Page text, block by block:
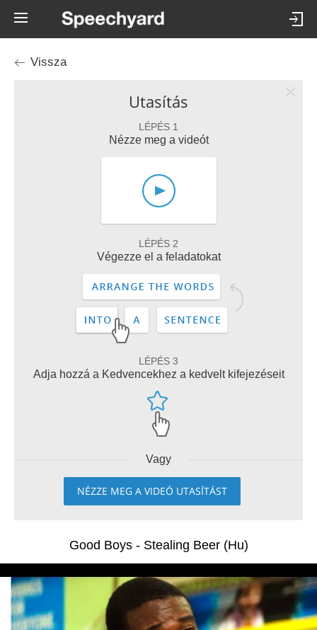
Vissza
Utasítás
LÉPÉS 1
Nézze meg a videót
LÉPÉS 2
Végezze el a feladatokat
LÉPÉS 3
Adja hozzá a Kedvencekhez a kedvelt kifejezéseit
Vagy
NÉZZE MEG A VIDEÓ UTASÍTÁST
Good Boys - Stealing Beer (Hu)